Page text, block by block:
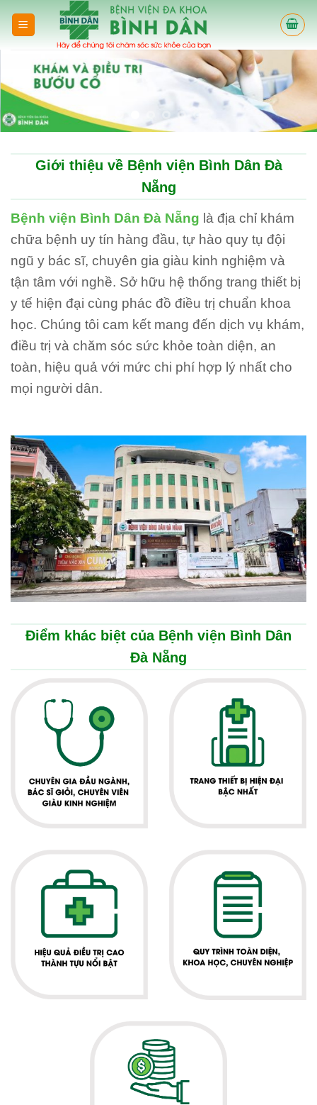
Giới thiệu về Bệnh viện Bình Dân Đà
Nẵng
Bệnh viện Bình Dân Đà Nẵng là địa chỉ khám
chữa bệnh uy tín hàng đầu, tự hào quy tụ đội
ngũ y bác sĩ, chuyên gia giàu kinh nghiệm và
tận tâm với nghề. Sở hữu hệ thống trang thiết bị
y tế hiện đại cùng phác đồ điều trị chuẩn khoa
học. Chúng tôi cam kết mang đến dịch vụ khám,
điều trị và chăm sóc sức khỏe toàn diện, an
toàn, hiệu quả với mức chi phí hợp lý nhất cho
mọi người dân.
Điểm khác biệt của Bệnh viện Bình Dân
Đà Nẵng